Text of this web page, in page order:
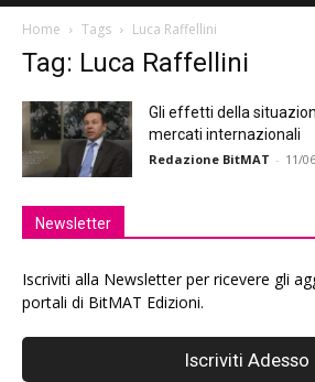
Home Tags Luca Raffellini
Tag: Luca Raffellini
Gli effetti della
mercati internazionali
Redazione BitMAT - 11/
Newsletter
Iscriviti alla Newsletter per ricevere gli
portali di BitMAT Edizioni.